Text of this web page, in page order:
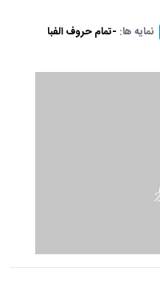
نمایه ها: -تمام حروف الفبا